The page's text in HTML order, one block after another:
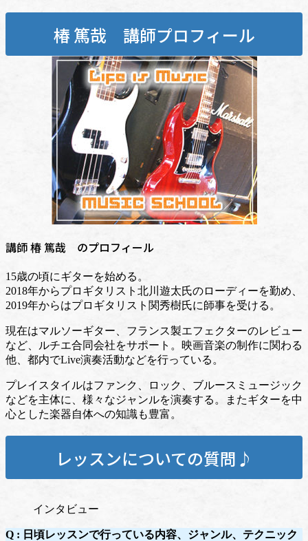
椿 篤哉 講師プロフィール
講師 椿 篤哉 のプロフィール
15歳の頃にギターを始める。
2018年からプロギタリスト北川遊太氏のローディーを勤め、
2019年からはプロギタリスト関秀樹氏に師事を受ける。
現在はマルソーギター、フランス製エフェクターのレビュー
など、ルチエ合同会社をサポート。映画音楽の制作に関わる
他、都内でLive演奏活動などを行っている。
プレイスタイルはファンク、ロック、ブルースミュージック
などを主体に、様々なジャンルを演奏する。またギターを中
心とした楽器自体への知識も豊富。
レッスンについての質問♪
インタビュー
Q : 日頃レッスンで行っている内容、ジャンル、テクニック